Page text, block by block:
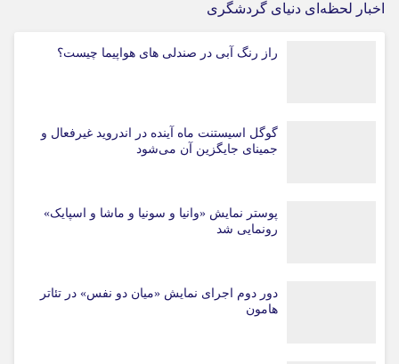
اخبار لحظه‌ای دنیای گردشگری
راز رنگ آبی در صندلی های هواپیما چیست؟
گوگل اسیستنت ماه آینده در اندروید غیرفعال و
جمینای جایگزین آن می‌شود
پوستر نمایش «وانیا و سونیا و ماشا و اسپایک»
رونمایی شد
دور دوم اجرای نمایش «میان دو نفس» در تئاتر
هامون